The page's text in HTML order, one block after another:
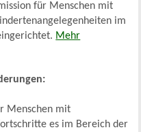
für Menschen mit
im
Mehr
Menschen mit
es im Bereich der